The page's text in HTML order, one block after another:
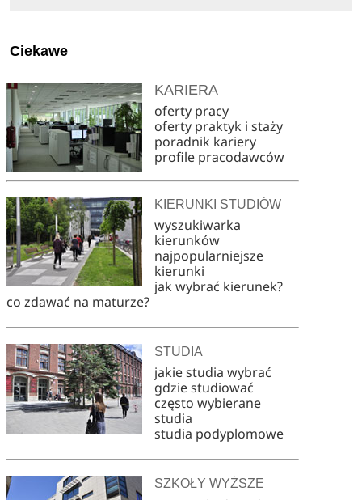
Ciekawe
KARIERA
oferty pracy
oferty praktyk i staży
poradnik kariery
profile pracodawców
KIERUNKI STUDIÓW
wyszukiwarka
kierunków
najpopularniejsze
kierunki
jak wybrać kierunek?
co zdawać na maturze?
STUDIA
jakie studia wybrać
gdzie studiować
często wybierane
studia
studia podyplomowe
SZKOŁY WYŻSZE